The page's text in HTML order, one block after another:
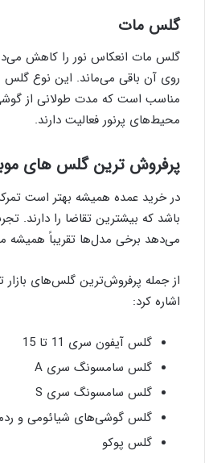
گلس مات
گلس مات انعکاس نور را کاهش
روی آن باقی می‌ماند. این نوع گلس
مناسب است که مدت طولانی از
محیط‌های پرنور فعالیت دارند.
پرفروش ترین گلس های
در خرید عمده همیشه بهتر است
باشد که بیشترین تقاضا را دارند.
می‌دهد برخی مدل‌ها تقریباً همیشه
از جمله پرفروش‌ترین گلس‌های بازار
اشاره کرد:
گلس آیفون سری 11 تا 15
گلس سامسونگ سری A
گلس سامسونگ سری S
گلس گوشی‌های شیائومی و
گلس پوکو